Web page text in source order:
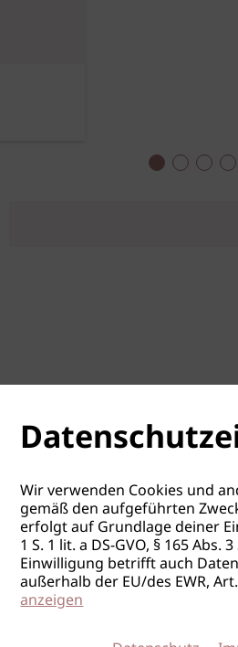
Wir verwenden Cookies und
gemäß den aufgeführten
erfolgt auf Grundlage deiner
1 S. 1 lit. a DS-GVO, § 165 Abs.
Einwilligung betrifft auch
außerhalb der EU/des EWR,
anzeigen